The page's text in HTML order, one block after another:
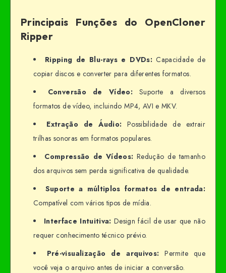
Principais Funções do OpenCloner
Ripper
Ripping de Blu-rays e DVDs:Capacidade de
copiar discos e converter para diferentes formatos.
Conversão de Vídeo: Suporte a diversos
formatos de vídeo, incluindo MP4, AVI e MKV.
Extração de Áudio: Possibilidade de extrair
trilhas sonoras em formatos populares.
Compressão de Vídeos: Redução de tamanho
dos arquivos sem perda significativa de qualidade.
Suporte a múltiplos formatos de entrada:
Compatível com vários tipos de mídia.
Interface Intuitiva: Design fácil de usar que não
requer conhecimento técnico prévio.
Pré-visualização de arquivos: Permite que
você veja o arquivo antes de iniciar a conversão.